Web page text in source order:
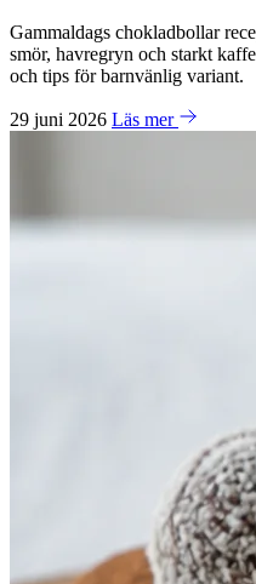
Gammaldags chokladbollar
smör, havregryn och starkt
och tips för barnvänlig variant.
29 juni 2026 Läs mer